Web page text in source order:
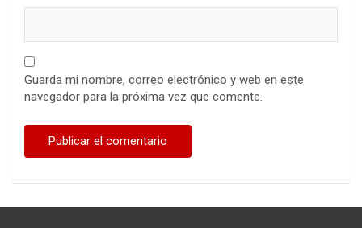
Guarda mi nombre, correo electrónico y web en este
navegador para la próxima vez que comente.